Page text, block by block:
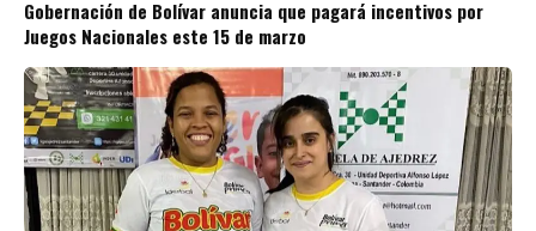
Gobernación de Bolívar anuncia que pagará incentivos por
Juegos Nacionales este 15 de marzo